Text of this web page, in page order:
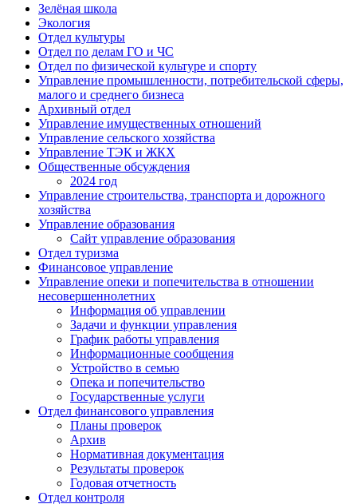
Зелёная школа
Экология
Отдел культуры
Отдел по делам ГО и ЧС
Отдел по физической культуре и спорту
Управление промышленности, потребительской сферы,
малого и среднего бизнеса
Архивный отдел
Управление имущественных отношений
Управление сельского хозяйства
Управление ТЭК и ЖКХ
Общественные обсуждения
2024 год
Управление строительства, транспорта и дорожного
хозяйства
Управление образования
Сайт управление образования
Отдел туризма
Финансовое управление
Управление опеки и попечительства в отношении
несовершеннолетних
Информация об управлении
Задачи и функции управления
График работы управления
Информационные сообщения
Устройство в семью
Опека и попечительство
Государственные услуги
Отдел финансового управления
Планы проверок
Архив
Нормативная документация
Результаты проверок
Годовая отчетность
Отдел контроля